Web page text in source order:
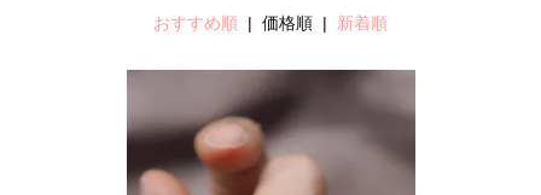
おすすめ順 | 価格順 | 新着順